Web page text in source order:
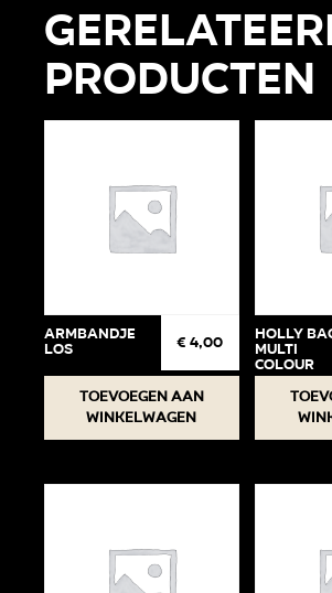
producten
Armbandje
Los € 4,00
Toevoegen aan
winkelwagen
Holly
Multi
Colour